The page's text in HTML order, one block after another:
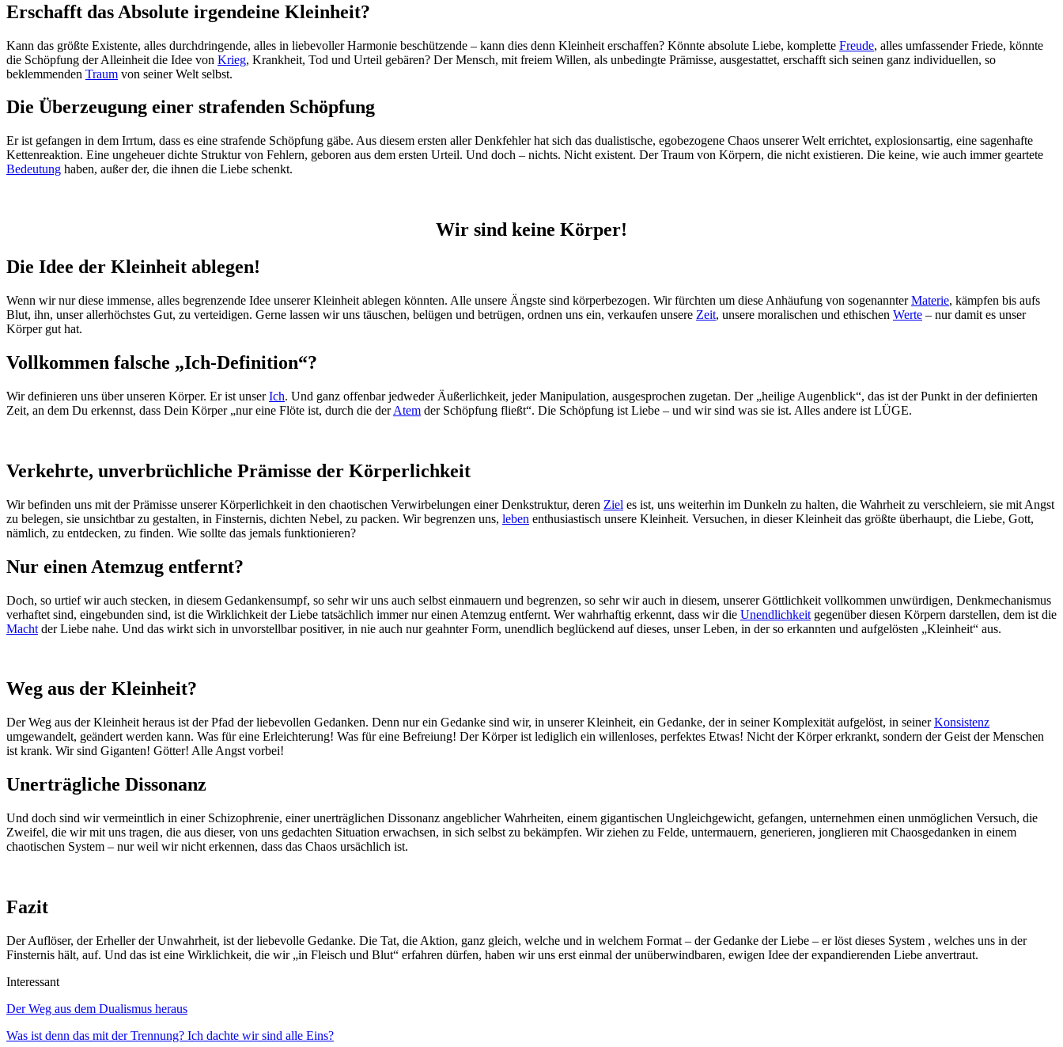
Erschafft das Absolute irgendeine Kleinheit?
Kann das größte Existente, alles durchdringende, alles in liebevoller Harmonie beschützende – kann dies denn Kleinheit erschaffen? Könnte absolute Liebe, komplette Freude, alles umfassender Friede, könnte
die Schöpfung der Alleinheit die Idee von Krieg, Krankheit, Tod und Urteil gebären? Der Mensch, mit freiem Willen, als unbedingte Prämisse, ausgestattet, erschafft sich seinen ganz individuellen, so
beklemmenden Traum von seiner Welt selbst.
Die Überzeugung einer strafenden Schöpfung
Er ist gefangen in dem Irrtum, dass es eine strafende Schöpfung gäbe. Aus diesem ersten aller Denkfehler hat sich das dualistische, egobezogene Chaos unserer Welt errichtet, explosionsartig, eine sagenhafte
Kettenreaktion. Eine ungeheuer dichte Struktur von Fehlern, geboren aus dem ersten Urteil. Und doch – nichts. Nicht existent. Der Traum von Körpern, die nicht existieren. Die keine, wie auch immer geartete
Bedeutung haben, außer der, die ihnen die Liebe schenkt.
Wir sind keine Körper!
Die Idee der Kleinheit ablegen!
Wenn wir nur diese immense, alles begrenzende Idee unserer Kleinheit ablegen könnten. Alle unsere Ängste sind körperbezogen. Wir fürchten um diese Anhäufung von sogenannterMaterie, kämpfen bis aufs
Blut, ihn, unser allerhöchstes Gut, zu verteidigen. Gerne lassen wir uns täuschen, belügen und betrügen, ordnen uns ein, verkaufen unsere Zeit, unsere moralischen und ethischen Werte – nur damit es unser
Körper gut hat.
Vollkommen falsche „Ich-Definition“?
Wir definieren uns über unseren Körper. Er ist unserIch. Und ganz offenbar jedweder Äußerlichkeit, jeder Manipulation, ausgesprochen zugetan. Der „heilige Augenblick“, das ist der Punkt in der definierten
Zeit, an dem Du erkennst, dass Dein Körper „nur eine Flöte ist, durch die derAtem der Schöpfung fließt“. Die Schöpfung ist Liebe – und wir sind was sie ist. Alles andere ist LÜGE.
Verkehrte, unverbrüchliche Prämisse der Körperlichkeit
Wir befinden uns mit der Prämisse unserer Körperlichkeit in den chaotischen Verwirbelungen einer Denkstruktur, deren Ziel es ist, uns weiterhin im Dunkeln zu halten, die Wahrheit zu verschleiern, sie mit Angst
zu belegen, sie unsichtbar zu gestalten, in Finsternis, dichten Nebel, zu packen. Wir begrenzen uns, leben enthusiastisch unsere Kleinheit. Versuchen, in dieser Kleinheit das größte überhaupt, die Liebe, Gott,
nämlich, zu entdecken, zu finden. Wie sollte das jemals funktionieren?
Nur einen Atemzug entfernt?
Doch, so urtief wir auch stecken, in diesem Gedankensumpf, so sehr wir uns auch selbst einmauern und begrenzen, so sehr wir auch in diesem, unserer Göttlichkeit vollkommen unwürdigen, Denkmechanismus
verhaftet sind, eingebunden sind, ist die Wirklichkeit der Liebe tatsächlich immer nur einen Atemzug entfernt. Wer wahrhaftig erkennt, dass wir die Unendlichkeit gegenüber diesen Körpern darstellen, dem ist die
Macht der Liebe nahe. Und das wirkt sich in unvorstellbar positiver, in nie auch nur geahnter Form, unendlich beglückend auf dieses, unser Leben, in der so erkannten und aufgelösten „Kleinheit“ aus.
Weg aus der Kleinheit?
Der Weg aus der Kleinheit heraus ist der Pfad der liebevollen Gedanken. Denn nur ein Gedanke sind wir, in unserer Kleinheit, ein Gedanke, der in seiner Komplexität aufgelöst, in seinerKonsistenz
umgewandelt, geändert werden kann. Was für eine Erleichterung! Was für eine Befreiung! Der Körper ist lediglich ein willenloses, perfektes Etwas! Nicht der Körper erkrankt, sondern der Geist der Menschen
ist krank. Wir sind Giganten! Götter! Alle Angst vorbei!
Unerträgliche Dissonanz
Und doch sind wir vermeintlich in einer Schizophrenie, einer unerträglichen Dissonanz angeblicher Wahrheiten, einem gigantischen Ungleichgewicht, gefangen, unternehmen einen unmöglichen Versuch, die
Zweifel, die wir mit uns tragen, die aus dieser, von uns gedachten Situation erwachsen, in sich selbst zu bekämpfen. Wir ziehen zu Felde, untermauern, generieren, jonglieren mit Chaosgedanken in einem
chaotischen System – nur weil wir nicht erkennen, dass das Chaos ursächlich ist.
Fazit
Der Auflöser, der Erheller der Unwahrheit, ist der liebevolle Gedanke. Die Tat, die Aktion, ganz gleich, welche und in welchem Format – der Gedanke der Liebe – er löst dieses System , welches uns in der
Finsternis hält, auf. Und das ist eine Wirklichkeit, die wir „in Fleisch und Blut“ erfahren dürfen, haben wir uns erst einmal der unüberwindbaren, ewigen Idee der expandierenden Liebe anvertraut.
Interessant
Der Weg aus dem Dualismus heraus
Was ist denn das mit der Trennung? Ich dachte wir sind alle Eins?